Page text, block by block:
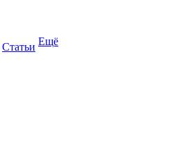
Статьи Ещё